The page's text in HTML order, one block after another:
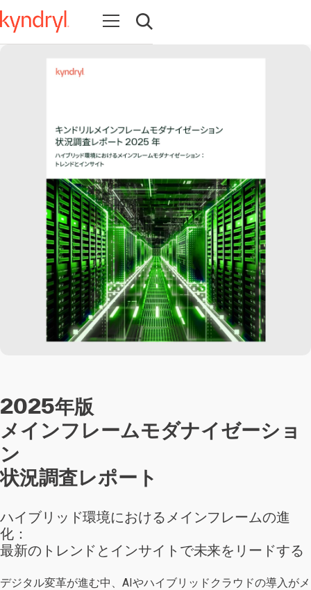
Open navigation
Open search
2025年版
メインフレームモダナイゼーショ
ン
状況調査レポート
ハイブリッド環境におけるメインフレームの進
化：
最新のトレンドとインサイトで未来をリードする
デジタル変革が進む中、AIやハイブリッドクラウドの導入がメ